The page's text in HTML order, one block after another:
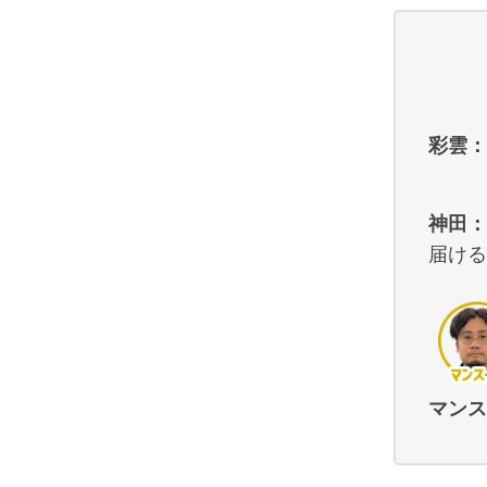
彩雲：
神田：
届け
マン